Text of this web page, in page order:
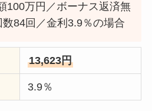
100万円／ボーナス返済無
数84回／金利3.9％の場合
13,623円
3.9％